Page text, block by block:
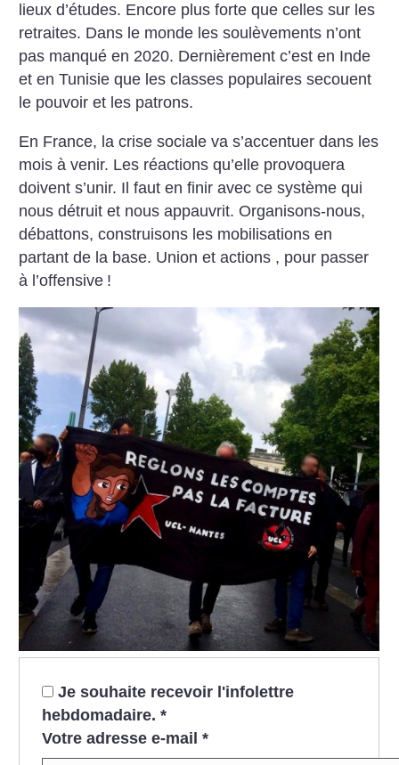
lieux d’études. Encore plus forte que celles sur les
retraites. Dans le monde les soulèvements n’ont
pas manqué en 2020. Dernièrement c’est en Inde
et en Tunisie que les classes populaires secouent
le pouvoir et les patrons.
En France, la crise sociale va s’accentuer dans les
mois à venir. Les réactions qu’elle provoquera
doivent s’unir. Il faut en finir avec ce système qui
nous détruit et nous appauvrit. Organisons-nous,
débattons, construisons les mobilisations en
partant de la base. Union et actions , pour passer
à l’offensive !
Je souhaite recevoir l'infolettre
hebdomadaire. *
Votre adresse e-mail *